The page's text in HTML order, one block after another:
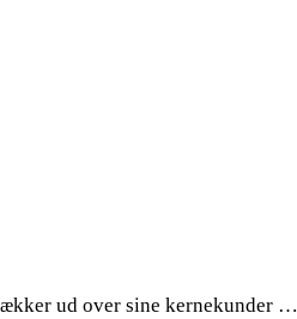
ud over sine kernekunder …